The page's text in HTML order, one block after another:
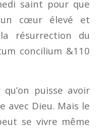
saint pour que
un cœur élevé et
résurrection du
concilium &110
puisse avoir
avec Dieu. Mais le
se vivre même